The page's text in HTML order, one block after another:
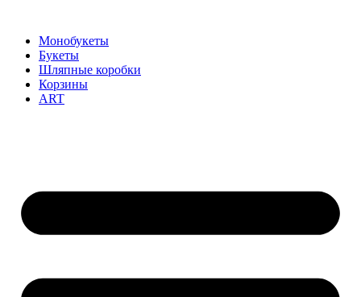
Монобукеты
Букеты
Шляпные коробки
Корзины
ART